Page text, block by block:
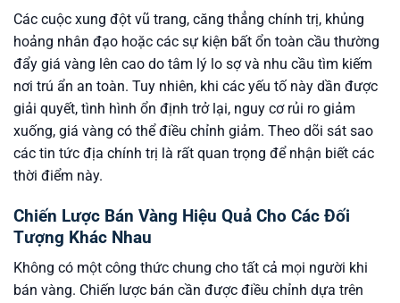
Các cuộc xung đột vũ trang, căng thẳng chính trị, khủng
hoảng nhân đạo hoặc các sự kiện bất ổn toàn cầu thường
đẩy giá vàng lên cao do tâm lý lo sợ và nhu cầu tìm kiếm
nơi trú ẩn an toàn. Tuy nhiên, khi các yếu tố này dần được
giải quyết, tình hình ổn định trở lại, nguy cơ rủi ro giảm
xuống, giá vàng có thể điều chỉnh giảm. Theo dõi sát sao
các tin tức địa chính trị là rất quan trọng để nhận biết các
thời điểm này.
Chiến Lược Bán Vàng Hiệu Quả Cho Các Đối
Tượng Khác Nhau
Không có một công thức chung cho tất cả mọi người khi
bán vàng. Chiến lược bán cần được điều chỉnh dựa trên